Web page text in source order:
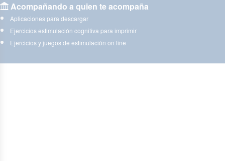
Acompañando a quien te acompaña
Aplicaciones para descargar
Ejercicios estimulación cognitiva para imprimir
Ejercicios y juegos de estimulación on line